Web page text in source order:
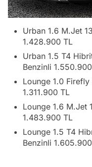
Urban 1.6 M.Jet
1.428.900 TL
Urban 1.5 T4
Benzinli
Lounge 1.0 Firefly
1.311.900 TL
Lounge 1.6 M.Jet
1.483.900 TL
Lounge 1.5 T4
Benzinli